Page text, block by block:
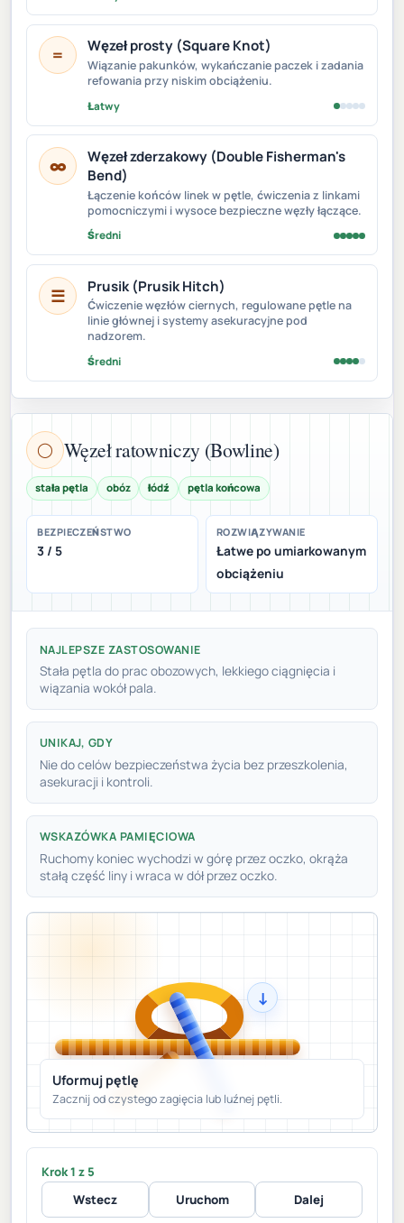
= Węzeł prosty (Square Knot)
Wiązanie pakunków, wykańczanie paczek i zadania
refowania przy niskim obciążeniu.
Łatwy
∞
Węzeł zderzakowy (Double Fisherman's
Bend)
Łączenie końców linek w pętle, ćwiczenia z linkami
pomocniczymi i wysoce bezpieczne węzły łączące.
Średni
☰ Prusik (Prusik Hitch)
Ćwiczenie węzłów ciernych, regulowane pętle na
linie głównej i systemy asekuracyjne pod
nadzorem.
Średni
◯ Węzeł ratowniczy (Bowline)
stała pętla obóz łódź pętla końcowa
BEZPIECZEŃSTWO
3 / 5
ROZWIĄZYWANIE
Łatwe po umiarkowanym
obciążeniu
NAJLEPSZE ZASTOSOWANIE
Stała pętla do prac obozowych, lekkiego ciągnięcia i
wiązania wokół pala.
UNIKAJ, GDY
Nie do celów bezpieczeństwa życia bez przeszkolenia,
asekuracji i kontroli.
WSKAZÓWKA PAMIĘCIOWA
Ruchomy koniec wychodzi w górę przez oczko, okrąża
stałą część liny i wraca w dół przez oczko.
↓
Uformuj pętlę
Zacznij od czystego zagięcia lub luźnej pętli.
Krok 1 z 5
Wstecz
Uruchom Dalej